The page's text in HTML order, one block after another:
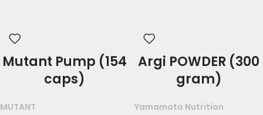
Mutant Pump (154
caps)
MUTANT
Argi POWDER (300
gram)
Yamamoto Nutrition